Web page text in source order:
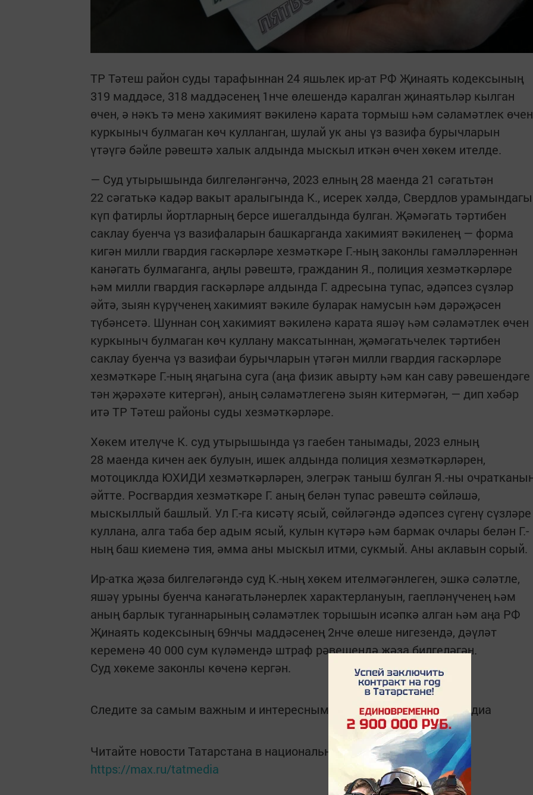
ТР Тәтеш район суды тарафыннан 24 яшьлек ир-ат РФ Җинаять кодексының
319 маддәсе, 318 маддәсенең 1нче өлешендә каралган җинаятьләр кылган
өчен, ә нәкъ тә менә хакимият вәкиленә карата тормыш һәм сәламәтлек өчен
куркыныч булмаган көч кулланган, шулай ук аны үз вазифа бурычларын
үтәүгә бәйле рәвештә халык алдында мыскыл иткән өчен хөкем ителде.
— Суд утырышында билгеләнгәнчә, 2023 елның 28 маенда 21 сәгатьтән
22 сәгатькә кадәр вакыт аралыгында К., исерек хәлдә, Свердлов урамындагы
күп фатирлы йортларның берсе ишегалдында булган. Җәмәгать тәртибен
саклау буенча үз вазифаларын башкарганда хакимият вәкиленең — форма
кигән милли гвардия гаскәрләре хезмәткәре Г.-ның законлы гамәлләреннән
канәгать булмаганга, аңлы рәвештә, гражданин Я., полиция хезмәткәрләре
һәм милли гвардия гаскәрләре алдында Г. адресына тупас, әдәпсез сүзләр
әйтә, зыян күрүченең хакимият вәкиле буларак намусын һәм дәрәҗәсен
түбәнсетә. Шуннан соң хакимият вәкиленә карата яшәү һәм сәламәтлек өчен
куркыныч булмаган көч куллану максатыннан, җәмәгатьчелек тәртибен
саклау буенча үз вазифаи бурычларын үтәгән милли гвардия гаскәрләре
хезмәткәре Г.-ның яңагына суга (аңа физик авырту һәм кан саву рәвешендәге
тән җәрәхәте китергән), аның сәламәтлегенә зыян китермәгән, — дип хәбәр
итә ТР Тәтеш районы суды хезмәткәрләре.
Хөкем ителүче К. суд утырышында үз гаебен танымады, 2023 елның
28 маенда кичен аек булуын, ишек алдында полиция хезмәткәрләрен,
мотоциклда ЮХИДИ хезмәткәрләрен, элегрәк таныш булган Я.-ны
әйтте. Росгвардия хезмәткәре Г. аның белән тупас рәвештә сөйләшә,
мыскыллый башлый. Ул Г.-га кисәтү ясый, сөйләгәндә әдәпсез сүгенү сүзләре
куллана, алга таба бер адым ясый, кулын күтәрә һәм бармак очлары белән Г.-
ның баш киеменә тия, әмма аны мыскыл итми, сукмый. Аны аклавын сорый.
Ир-атка җәза билгеләгәндә суд К.-ның хөкем ителмәгәнлеген, эшкә сәләтле,
яшәү урыны буенча канәгатьләнерлек характерлануын, гаепләнүченең һәм
аның барлык туганнарының сәламәтлек торышын исәпкә алган һәм аңа РФ
Җинаять кодексының 69нчы маддәсенең 2нче өлеше нигезендә, дәүләт
кеременә 40 000 сум күләмендә штраф рәвешендә җәза билгеләгән.
Суд хөкеме законлы көченә кергән.
Следите за самым важным и интересным в Telegram-каналеТатмедиа
Читайте новости Татарстана в национальном мессенджере MАХ:
https://max.ru/tatmedia